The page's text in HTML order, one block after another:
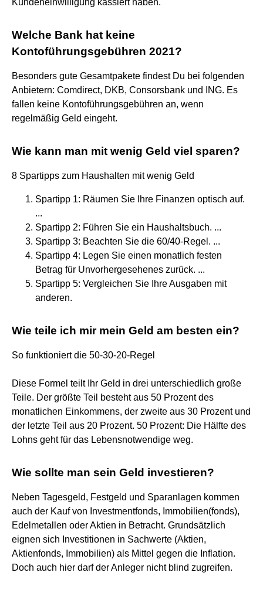
Welche Bank hat keine
Kontoführungsgebühren 2021?
Besonders gute Gesamtpakete findest Du bei folgenden
Anbietern: Comdirect, DKB, Consorsbank und ING. Es
fallen keine Kontoführungsgebühren an, wenn
regelmäßig Geld eingeht.
Wie kann man mit wenig Geld viel sparen?
8 Spartipps zum Haushalten mit wenig Geld
Spartipp 1: Räumen Sie Ihre Finanzen optisch auf.
...
Spartipp 2: Führen Sie ein Haushaltsbuch. ...
Spartipp 3: Beachten Sie die 60/40-Regel. ...
Spartipp 4: Legen Sie einen monatlich festen
Betrag für Unvorhergesehenes zurück. ...
Spartipp 5: Vergleichen Sie Ihre Ausgaben mit
anderen.
Wie teile ich mir mein Geld am besten ein?
So funktioniert die 50-30-20-Regel
Diese Formel teilt Ihr Geld in drei unterschiedlich große
Teile. Der größte Teil besteht aus 50 Prozent des
monatlichen Einkommens, der zweite aus 30 Prozent und
der letzte Teil aus 20 Prozent. 50 Prozent: Die Hälfte des
Lohns geht für das Lebensnotwendige weg.
Wie sollte man sein Geld investieren?
Neben Tagesgeld, Festgeld und Sparanlagen kommen
auch der Kauf von Investmentfonds, Immobilien(fonds),
Edelmetallen oder Aktien in Betracht. Grundsätzlich
eignen sich Investitionen in Sachwerte (Aktien,
Aktienfonds, Immobilien) als Mittel gegen die Inflation.
Doch auch hier darf der Anleger nicht blind zugreifen.